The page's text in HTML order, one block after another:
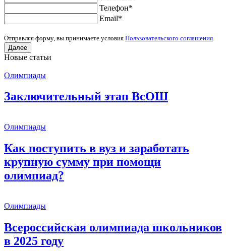
Телефон*
Еmail*
Отправляя форму, вы принимаете условия Пользовательского соглашения
Далее
Новые статьи
Олимпиады
Заключительный этап ВсОШ
Олимпиады
Как поступить в вуз и заработать
крупную сумму при помощи
олимпиад?
Олимпиады
Всероссийская олимпиада школьников
в 2025 году